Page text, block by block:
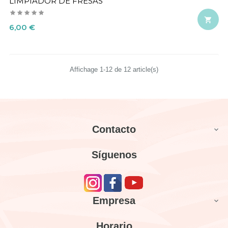
Precio
6,00 €

Affichage 1-12 de 12 article(s)
Contacto 
Síguenos
Empresa 